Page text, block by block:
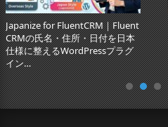
Japanize for FluentCRM｜Fluent
CRMの氏名・住所・日付を日本
仕様に整えるWordPressプラグ
イン…